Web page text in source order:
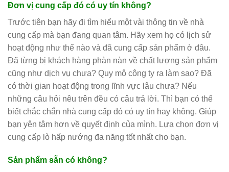
Đơn vị cung cấp đó có uy tín không?
Trước tiên bạn hãy đi tìm hiểu một vài thông tin về nhà
cung cấp mà bạn đang quan tâm. Hãy xem họ có lịch sử
hoạt động như thế nào và đã cung cấp sản phẩm ở đâu.
Đã từng bị khách hàng phàn nàn về chất lượng sản phẩm
cũng như dịch vụ chưa? Quy mô công ty ra làm sao? Đã
có thời gian hoạt động trong lĩnh vực lâu chưa? Nếu
những câu hỏi nêu trên đều có câu trả lời. Thì bạn có thể
biết chắc chắn nhà cung cấp đó có uy tín hay không. Giúp
bạn yên tâm hơn về quyết định của mình. Lựa chọn đơn vị
cung cấp lò hấp nướng đa năng tốt nhất cho bạn.
Sản phẩm sẵn có không?